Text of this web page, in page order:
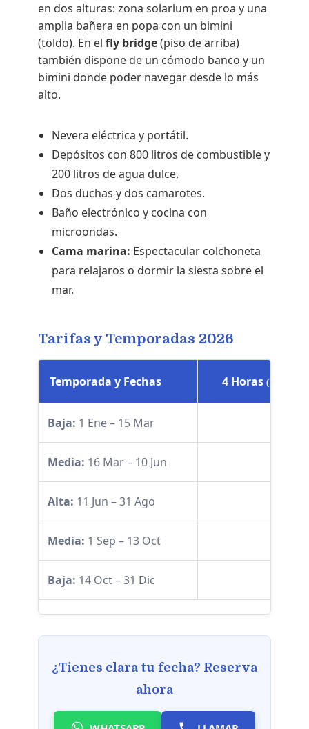
en dos alturas: zona solarium en proa y una
amplia bañera en popa con un bimini
(toldo). En el fly bridge(piso de arriba)
también dispone de un cómodo banco y un
bimini donde poder navegar desde lo más
alto.
Nevera eléctrica y portátil.
Depósitos con 800 litros de combustible y
200 litros de agua dulce.
Dos duchas y dos camarotes.
Baño electrónico y cocina con
microondas.
Cama marina: Espectacular colchoneta
para relajaros o dormir la siesta sobre el
mar.
Tarifas y Temporadas 2026
Temporada y Fechas 4 Horas
Baja: 1 Ene – 15 Mar
Media: 16 Mar – 10 Jun
Alta: 11 Jun – 31 Ago
Media: 1 Sep – 13 Oct
Baja: 14 Oct – 31 Dic
¿Tienes clara tu fecha? Reserva
ahora